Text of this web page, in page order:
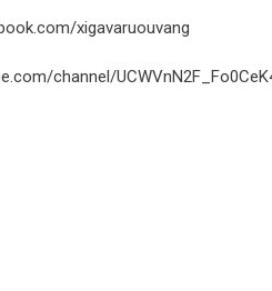
xigavaruouvang
channel/